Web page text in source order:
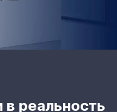
реальность